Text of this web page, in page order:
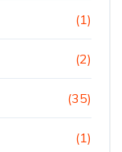
(1)
(2)
(35)
(1)